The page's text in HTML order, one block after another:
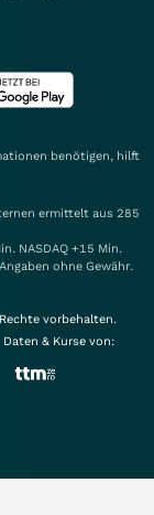
benötigen, hilft
ermittelt aus 285
NASDAQ +15 Min.
ohne Gewähr.
vorbehalten.
Daten & Kurse von: